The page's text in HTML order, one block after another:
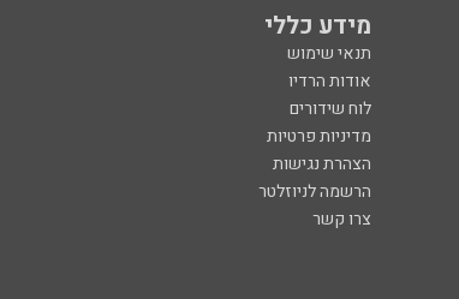
מידע כללי
תנאי שימוש
אודות הרדיו
לוח שידורים
מדיניות פרטיות
הצהרת נגישות
הרשמה לניוזלטר
צרו קשר